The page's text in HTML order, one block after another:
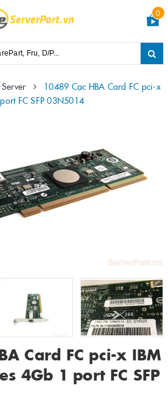
0
10489 Cạc HBA Card FC pci-x
FC SFP 03N5014
Card FC pci-x IBM
4Gb 1 port FC SFP